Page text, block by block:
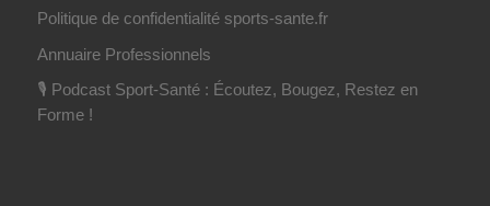
Politique de confidentialité sports-sante.fr
Annuaire Professionnels
🎙️ Podcast Sport-Santé : Écoutez, Bougez, Restez en
Forme !